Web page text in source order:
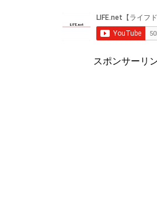
スポンサーリ